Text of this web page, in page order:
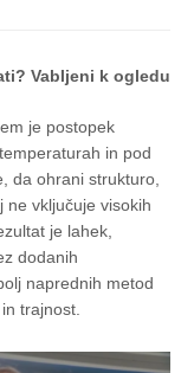
Vabljeni k ogledu
je postopek
in pod
da ohrani strukturo,
ne vključuje visokih
je lahek,
dodanih
naprednih metod
trajnost.